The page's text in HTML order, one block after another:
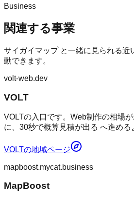
Business
関連する事業
サイガイマップと一緒に見られる近
動できます。
volt-web.dev
VOLT
VOLTの入口です。Web制作の相場
に、30秒で概算見積が出る へ進め
VOLTの地域ページ
mapboost.mycat.business
MapBoost